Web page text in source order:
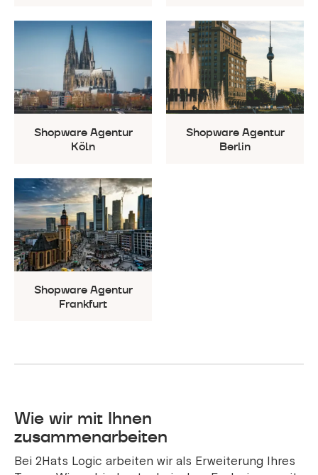
Shopware Agentur
Köln
Shopware Agentur
Berlin
Shopware Agentur
Frankfurt
Wie wir mit Ihnen
zusammenarbeiten
Bei 2Hats Logic arbeiten wir als Erweiterung Ihres